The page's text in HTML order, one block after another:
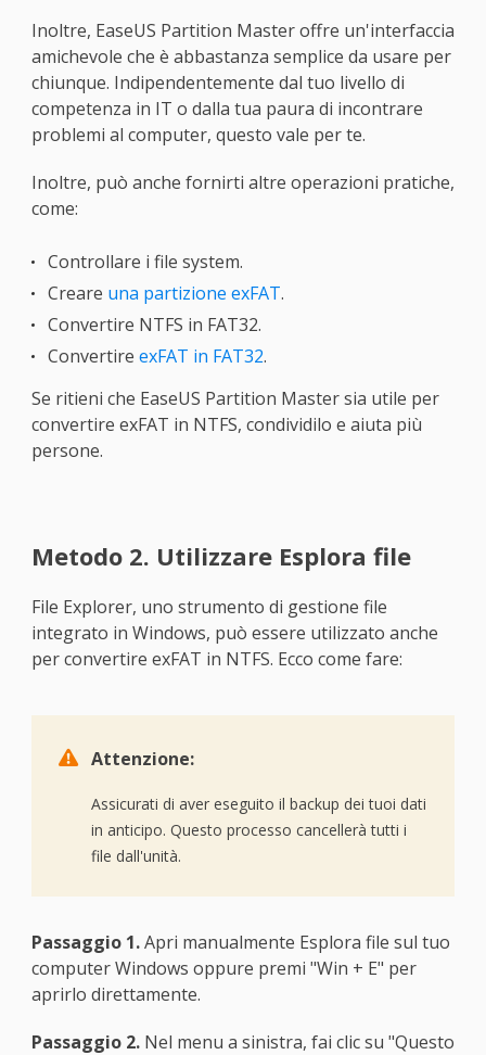
Inoltre, EaseUS Partition Master offre un'interfaccia
amichevole che è abbastanza semplice da usare per
chiunque. Indipendentemente dal tuo livello di
competenza in IT o dalla tua paura di incontrare
problemi al computer, questo vale per te.
Inoltre, può anche fornirti altre operazioni pratiche,
come:
Controllare i file system.
Creare una partizione exFAT.
Convertire NTFS in FAT32.
Convertire exFAT in FAT32.
Se ritieni che EaseUS Partition Master sia utile per
convertire exFAT in NTFS, condividilo e aiuta più
persone.
Metodo 2. Utilizzare Esplora file
File Explorer, uno strumento di gestione file
integrato in Windows, può essere utilizzato anche
per convertire exFAT in NTFS. Ecco come fare:
 Attenzione:
Assicurati di aver eseguito il backup dei tuoi dati
in anticipo. Questo processo cancellerà tutti i
file dall'unità.
Passaggio 1.Apri manualmente Esplora file sul tuo
computer Windows oppure premi "Win + E" per
aprirlo direttamente.
Passaggio 2.Nel menu a sinistra, fai clic su "Questo